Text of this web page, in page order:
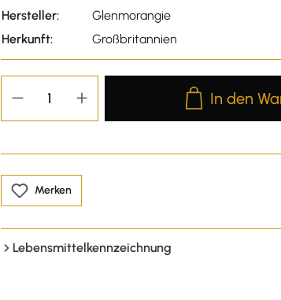
Hersteller:
Glenmorangie
Herkunft:
Großbritannien
Produkt Anzahl: Gib
In den
Merken
Lebensmittelkennzeichnung